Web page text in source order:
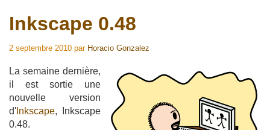
Inkscape 0.48
2 septembre 2010 par Horacio Gonzalez
La semaine dernière,
il est sortie une
nouvelle version
d' Inkscape, Inkscape
0.48.